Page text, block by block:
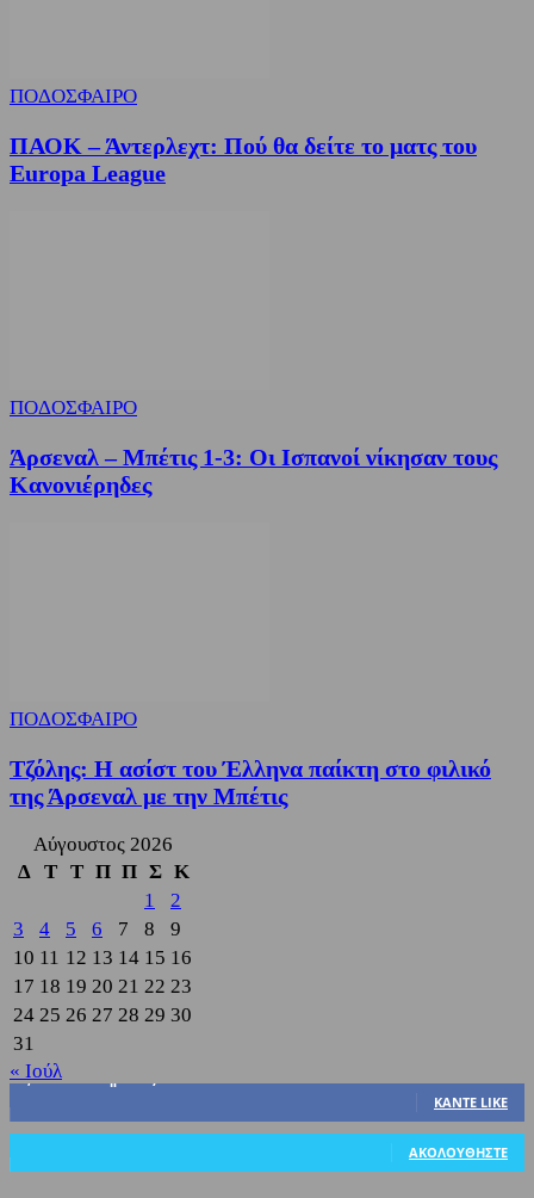
ΠΟΔΟΣΦΑΙΡΟ
ΠΑΟΚ – Άντερλεχτ: Πού θα δείτε το ματς του
Europa League
ΠΟΔΟΣΦΑΙΡΟ
Άρσεναλ – Μπέτις 1-3: Οι Ισπανοί νίκησαν τους
Κανονιέρηδες
ΠΟΔΟΣΦΑΙΡΟ
Τζόλης: Η ασίστ του Έλληνα παίκτη στο φιλικό
της Άρσεναλ με την Μπέτις
Αύγουστος 2026
Δ
Τ Τ Π Π Σ Κ
1
2
3
4 5 6 7 8
9
10 11 12 13 14 15 16
17 18 19 20 21 22 23
24 25 26 27 28 29 30
31
« Ιούλ
3,822
ΚΆΝΤΕ LIKE
ΑΚΟΛΟΥΘΉΣΤΕ